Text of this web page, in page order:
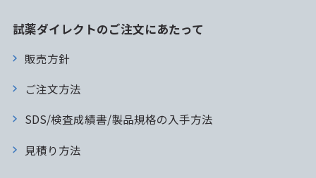
試薬ダイレクトのご注文にあたって
販売方針
ご注文方法
SDS/検査成績書/製品規格の入手方法
見積り方法